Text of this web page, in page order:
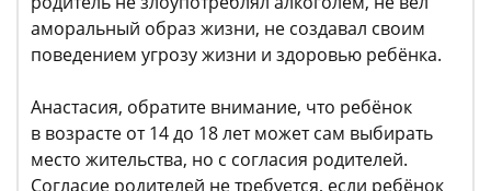
аморальный образ жизни, не создавал своим
поведением угрозу жизни и здоровью ребёнка.
Анастасия, обратите внимание, что ребёнок
в возрасте от 14 до 18 лет может сам выбирать
место жительства, но с согласия родителей.
Согласие родителей не требуется, если ребёнок